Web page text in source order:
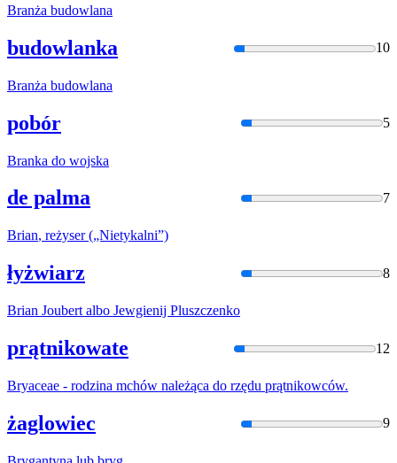
Branża budowlana
budowlanka 10
Branża budowlana
pobór 5
Branka do wojska
de palma 7
Brian, reżyser („Nietykalni”)
łyżwiarz 8
Brian Joubert albo Jewgienij Pluszczenko
prątnikowate 12
Bryaceae - rodzina mchów należąca do rzędu prątnikowców.
żaglowiec 9